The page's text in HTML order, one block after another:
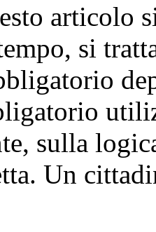
articolo
si
sulla
Un